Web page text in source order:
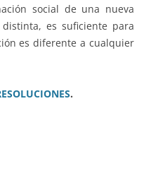
social de una nueva
es suficiente para
es diferente a cualquier
.